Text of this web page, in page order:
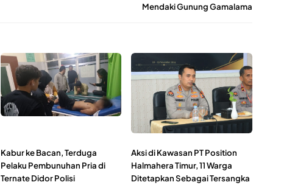
Mendaki Gunung Gamalama
Kabur ke Bacan, Terduga
Pelaku Pembunuhan Pria di
Ternate Didor Polisi
Aksi di Kawasan PT Position
Halmahera Timur, 11 Warga
Ditetapkan Sebagai Tersangka